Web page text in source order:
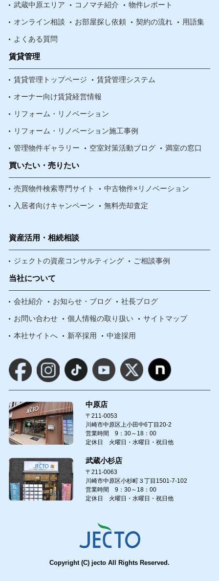
武蔵中原エリア コノマチ紹介 物件レポート
オンライン相談 お部屋探し依頼 契約の流れ 用語集
よくある質問
賃貸管理
賃貸管理トップページ 賃貸管理システム
オーナー向け賃貸経営情報
リフォーム・リノベーション
リフォーム・リノベーション施工事例
管理物件ギャラリー 空室対策活動ブログ 満室の窓口
買いたい・売りたい
売買物件検索専門サイト 中古物件×リノベーション
入居者向けキャンペーン 無料売却査定
資産活用・相続相談
ジェクトの資産コンサルティング ご相談事例
当社について
会社紹介 お知らせ・ブログ 社長ブログ
お問い合わせ 個人情報の取り扱い サイトマップ
本社サイトへ 新卒採用 中途採用
中原店
〒211-0053
川崎市中原区上小田中6丁目20-2
営業時間 9：30～18：00
定休日 火曜日・水曜日・祝日他
武蔵小杉店
〒211-0063
川崎市中原区小杉町３丁目1501-7-102
営業時間 9：30～18：00
定休日 火曜日・水曜日・祝日他
Copyright (C) jecto All Rights Reserved.